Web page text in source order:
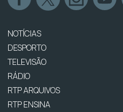
NOTÍCIAS
DESPORTO
TELEVISÃO
RÁDIO
RTP ARQUIVOS
RTP ENSINA